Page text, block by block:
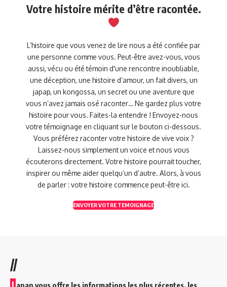
Votre histoire mérite d’être racontée.
L’histoire que vous venez de lire nous a été confiée par
une personne comme vous. Peut-être avez-vous, vous
aussi, vécu ou été témoin d'une rencontre inoubliable,
une déception, une histoire d’amour, un fait divers, un
japap, un kongossa, un secret ou une aventure que
vous n’avez jamais osé raconter… Ne gardez plus votre
histoire pour vous. Faites-la entendre ! Envoyez-nous
votre témoignage en cliquant sur le bouton ci-dessous.
Vous préférez raconter votre histoire de vive voix ?
Laissez-nous simplement un voice et nous vous
écouterons directement. Votre histoire pourrait toucher,
inspirer ou même aider quelqu’un d’autre. Alors, à vous
de parler : votre histoire commence peut-être ici.
ENVOYER VOTRE TEMOIGNAGE
//
J apap vous offre les informations les plus récentes, les